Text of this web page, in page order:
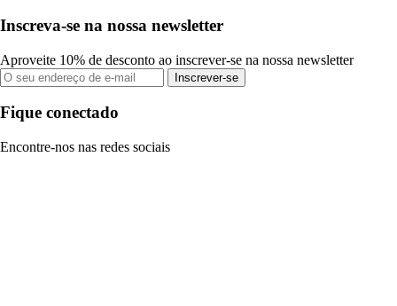
Inscreva-se na nossa newsletter
Aproveite 10% de desconto ao inscrever-se na nossa newsletter
Inscrever-se
Fique conectado
Encontre-nos nas redes sociais